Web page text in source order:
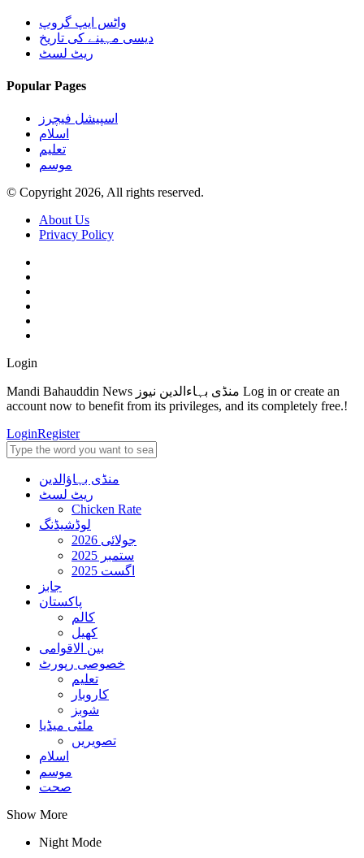
واٹس ایپ گروپ
دیسی مہینے کی تاریخ
ریٹ لسٹ
Popular Pages
اسپیشل فیچرز
اسلام
تعلیم
موسم
© Copyright 2026, All rights reserved.
About Us
Privacy Policy
Login
Mandi Bahauddin News منڈی بہاءالدین نیوز Log in or create an
account now to benefit from its privileges, and its completely free.!
LoginRegister
منڈی بہاؤالدین
ریٹ لسٹ
Chicken Rate
لوڈشیڈنگ
جولائی 2026
ستمبر 2025
اگست 2025
جابز
پاکستان
کالم
کھیل
بین الاقوامی
خصوصی رپورٹ
تعلیم
کاروبار
شوبز
ملٹی میڈیا
تصویریں
اسلام
موسم
صحت
Show More
Night Mode